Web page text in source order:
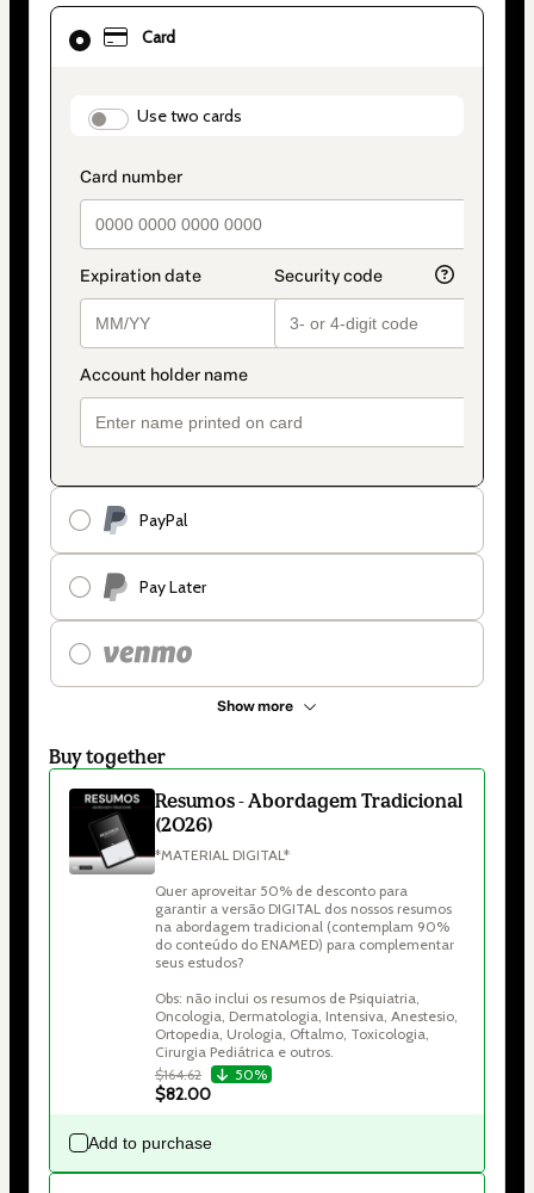
Card
payment_data.section_title_v2
Use two cards
PayPal
Pay Later
Show more
Card
selected
method
Buy together
Resumos - Abordagem Tradicional
(2026)
*MATERIAL DIGITAL*
Quer aproveitar 50% de desconto para
garantir a versão DIGITAL dos nossos resumos
na abordagem tradicional (contemplam 90%
do conteúdo do ENAMED) para complementar
seus estudos?
Obs: não inclui os resumos de Psiquiatria,
Oncologia, Dermatologia, Intensiva, Anestesio,
Ortopedia, Urologia, Oftalmo, Toxicologia,
Cirurgia Pediátrica e outros.
$164.62
50%
$82.00
Add to purchase